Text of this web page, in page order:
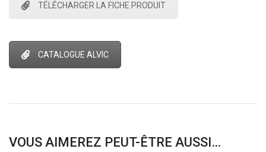
TÉLÉCHARGER LA FICHE PRODUIT
CATALOGUE ALVIC
VOUS AIMEREZ PEUT-ÊTRE AUSSI…